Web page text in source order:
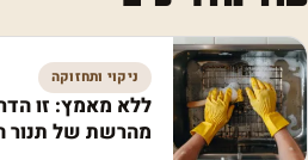
ניקוי ותחזוקה
ללא מאמץ: זו
מהרשת של תנור